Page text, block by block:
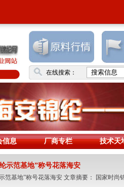
在线搜索：
信息 厂商专栏 技术天
示范基地”称号花落海安
范基地”称号花落海安 文章摘要： 国家时